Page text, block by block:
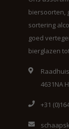
biersoorten,
sortering
goed
bierglazen
4631NA
+31